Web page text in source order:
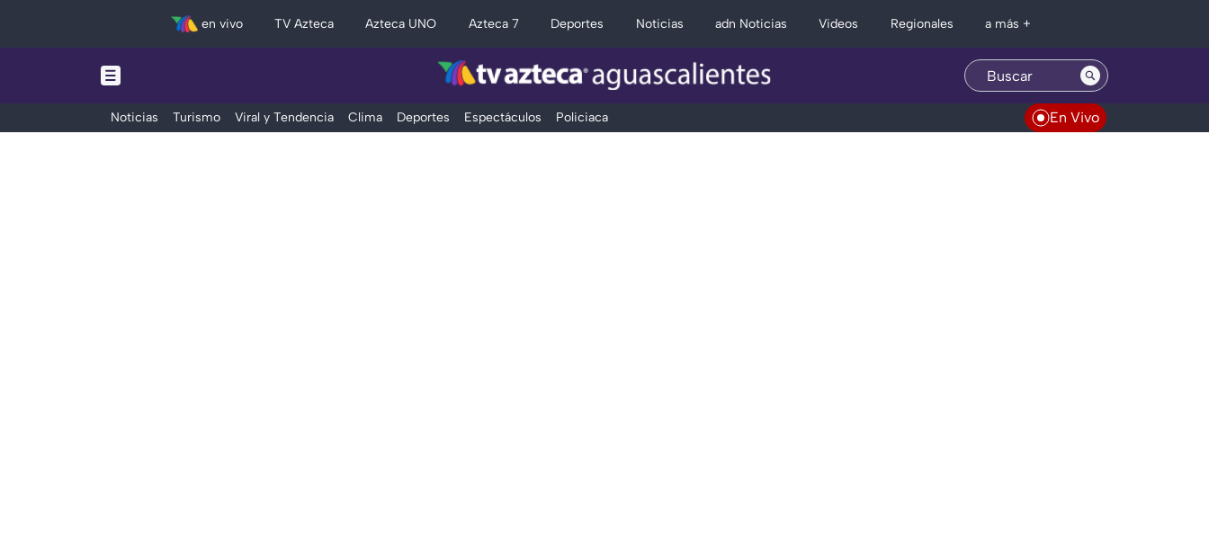
en vivo TV Azteca Azteca UNO Azteca 7 Deportes Noticias adn Noticias Videos Regionales a más +
Noticias Turismo Viral y Tendencia Clima Deportes Espectáculos Policiaca En Vivo